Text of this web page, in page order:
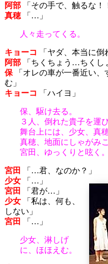
阿部「その手で、触るな
真穂「…」
人々走ってくる。
キョーコ
「ヤダ、本当に倒
阿部「ちくちょう…ちくし
保「オレの車が一番近い、
む」
キョーコ
「ハイヨ」
保、駆け去る。
３人、倒れた貴子を運
舞台上には、少女、真
真穂、地面にしゃがみ
宮田、ゆっくりと呟く。
宮田
「…君、なのか？」
少女「…」
宮田
「君が…」
少女「私は、何も、
しない」
宮田
「…」
少女、淋しげ
に、ほほえむ。